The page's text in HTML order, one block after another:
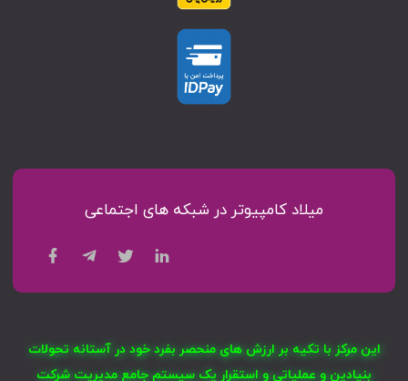
میلاد کامپیوتر در شبکه های اجتماعی
این مرکز با تکیه بر ارزش های منحصر بفرد خود در آستانه تحولات
بنیادین و عملیاتی و استقرار یک سیستم جامع مدیریت شرکت